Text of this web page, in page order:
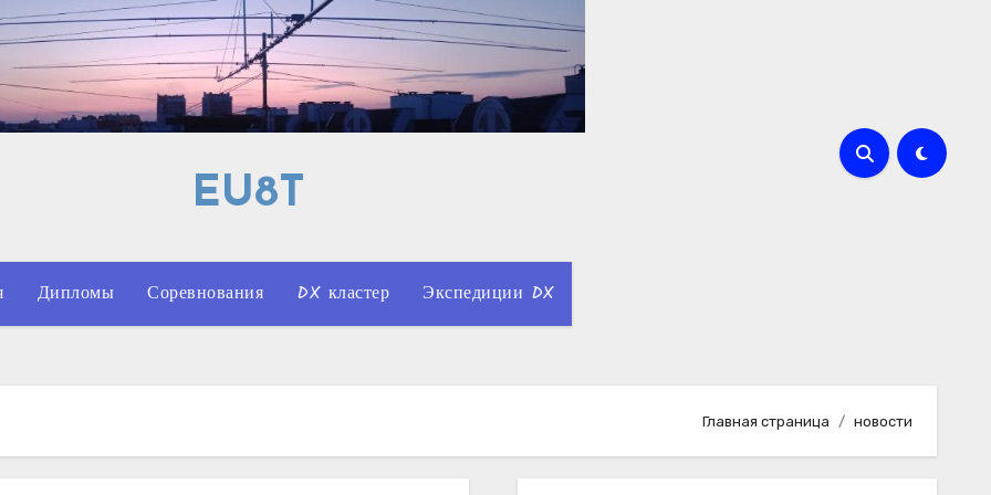
EU8T
Дипломы Соревнования DX кластер Экспедиции DX
Главная страница новости